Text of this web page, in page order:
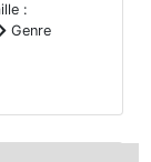
:
Genre